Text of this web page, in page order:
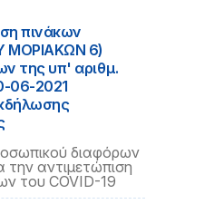
πινάκων
ΜΟΡΙΑΚΩΝ 6)
της υπ' αριθμ.
06-2021
διαφόρων
την αντιμετώπιση
του COVID-19